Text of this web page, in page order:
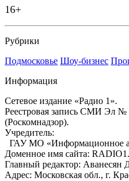
16+
Рубрики
Подмосковье Шоу-бизнес
Информация
Сетевое издание «Радио 1».
Реестровая запись СМИ Эл №
(Роскомнадзор).
Учредитель:
ГАУ МО «Информационное
Доменное имя сайта:
Главный редактор: Аванесян
Адрес: Московская обл., г.